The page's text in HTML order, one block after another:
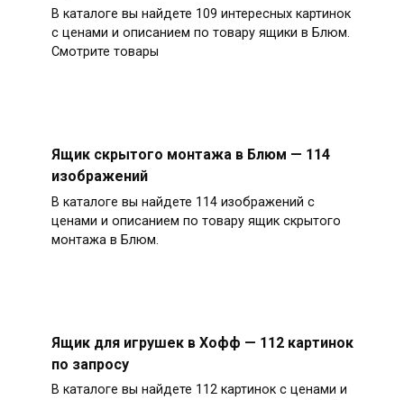
В каталоге вы найдете 109 интересных картинок
с ценами и описанием по товару ящики в Блюм.
Смотрите товары
Ящик скрытого монтажа в Блюм — 114
изображений
В каталоге вы найдете 114 изображений с
ценами и описанием по товару ящик скрытого
монтажа в Блюм.
Ящик для игрушек в Хофф — 112 картинок
по запросу
В каталоге вы найдете 112 картинок с ценами и